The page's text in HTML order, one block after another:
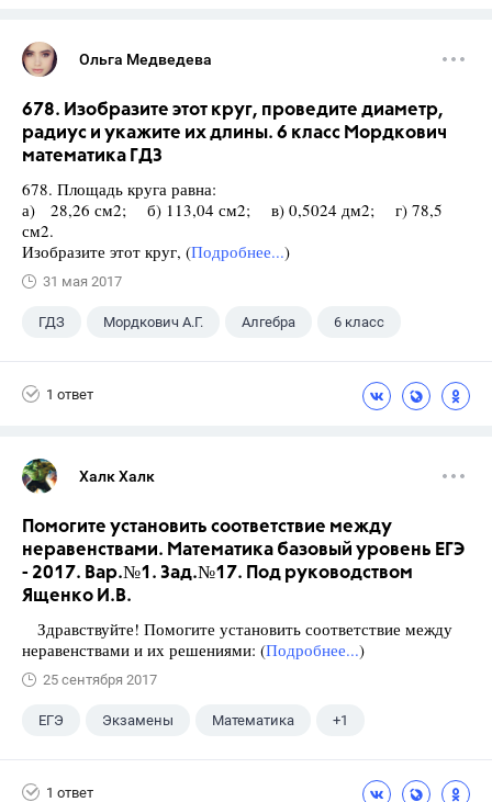
Ольга Медведева
678. Изобразите этот круг, проведите диаметр,
радиус и укажите их длины. 6 класс Мордкович
математика ГДЗ
678. Площадь круга равна:
а) 28,26 см2; б) 113,04 см2; в) 0,5024 дм2; г) 78,5
см2.
Изобразите этот круг, (Подробнее...)
31 мая 2017
ГДЗ Мордкович А.Г. Алгебра 6 класс
1 ответ
Халк Халк
Помогите установить соответствие между
неравенствами. Математика базовый уровень ЕГЭ
- 2017. Вар.№1. Зад.№17. Под руководством
Ященко И.В.
Здравствуйте! Помогите установить соответствие между
неравенствами и их решениями: (Подробнее...)
25 сентября 2017
ЕГЭ Экзамены Математика +1
1 ответ